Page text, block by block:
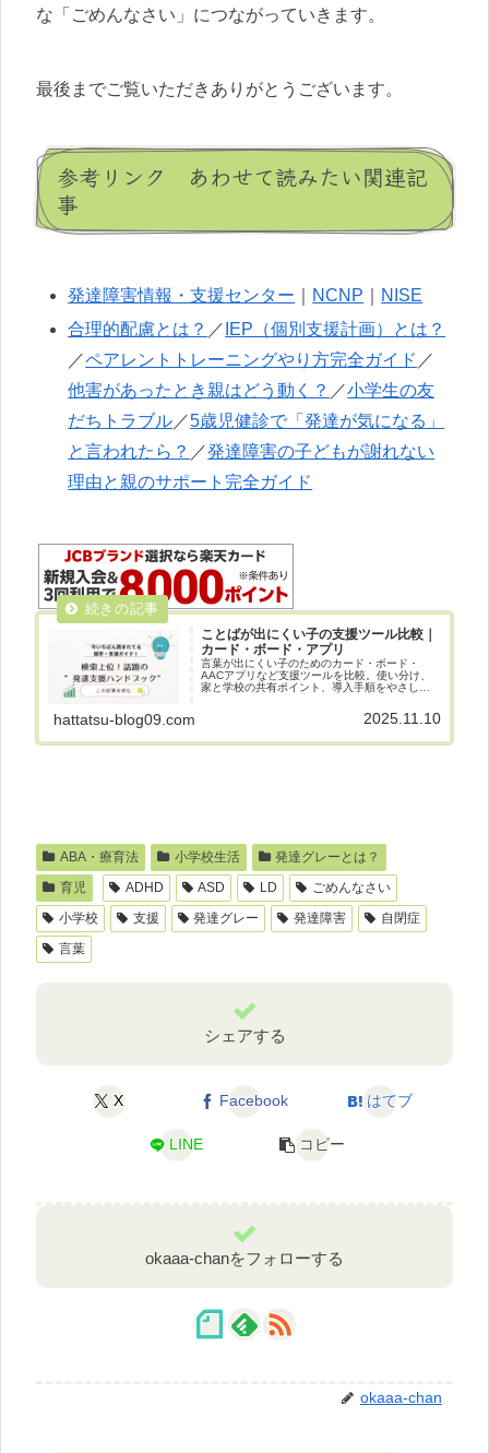
な「ごめんなさい」につながっていきます。
最後までご覧いただきありがとうございます。
参考リンク あわせて読みたい関連記
事
発達障害情報・支援センター NCNP
NISE
合理的配慮とは？ ／ IEP（個別支援計画）とは？
／ペアレントトレーニングやり方完全ガイド ／
他害があったとき親はどう動く？ ／小学生の友
だちトラブル ／5歳児健診で「発達が気になる」
と言われたら？ ／発達障害の子どもが謝れない
理由と親のサポート完全ガイド
ことばが出にくい子の支援ツール比較｜
カード・ボード・アプリ
言葉が出にくい子のためのカード・ボード・
AACアプリなど支援ツールを比較。使い分け、
家と学校の共有ポイント、導入手順をやさしく
hattatsu-blog09.com 2025.11.10
ABA・療育法 小学校生活
発達グレーとは？
育児
ADHD ASD LD
ごめんなさい
小学校
支援 発達グレー 発達障害
自閉症
言葉
シェアする
X Facebook はてブ
LINE コピー
okaaa-chanをフォローする
okaaa-chan